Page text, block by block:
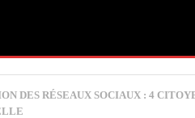
DES RÉSEAUX SOCIAUX : 4